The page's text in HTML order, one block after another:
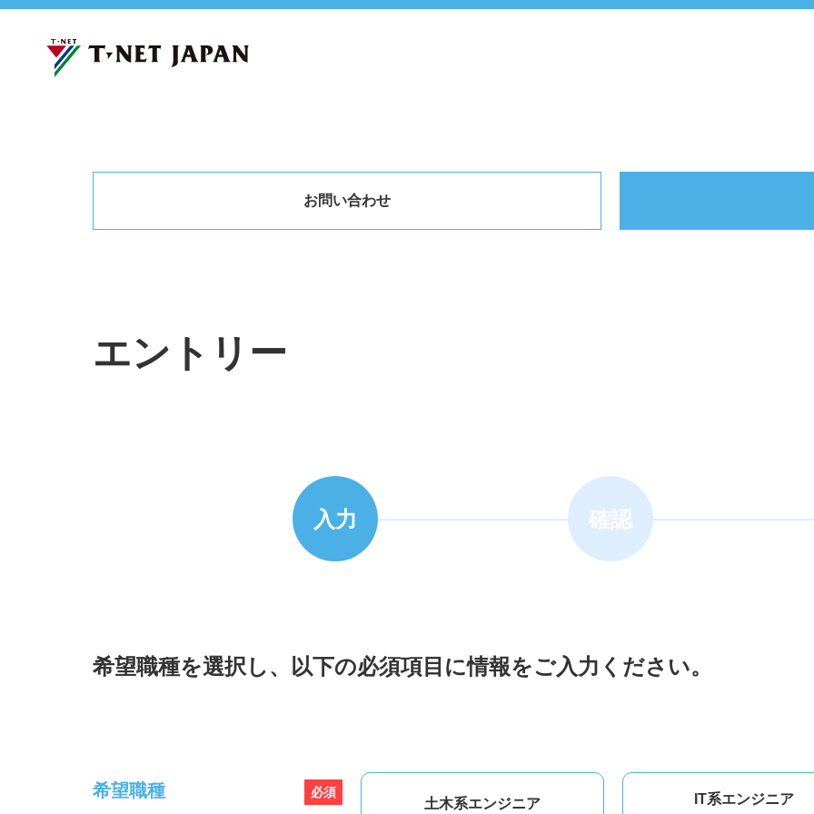
お問い合わせ
エントリー
入力 確認
希望職種を選択し、以下の必須項目に情報をご入力ください。
希望職種 必須
土木系エンジニア IT系エンジニア